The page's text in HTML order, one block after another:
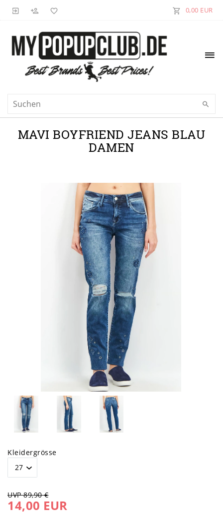
0,00 EUR
MAVI BOYFRIEND JEANS BLAU
DAMEN
Kleidergrösse
UVP 89,90 €
14,00 EUR